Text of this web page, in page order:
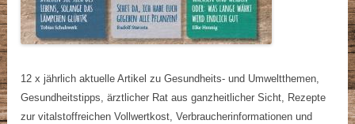
12 x jährlich aktuelle Artikel zu Gesundheits- und Umweltthemen,
Gesundheitstipps, ärztlicher Rat aus ganzheitlicher Sicht, Rezepte
zur vitalstoffreichen Vollwertkost, Verbraucherinformationen und